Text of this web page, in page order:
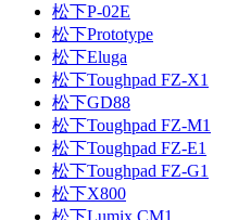
松下P-02E
松下Prototype
松下Eluga
松下Toughpad FZ-X1
松下GD88
松下Toughpad FZ-M1
松下Toughpad FZ-E1
松下Toughpad FZ-G1
松下X800
松下Lumix CM1